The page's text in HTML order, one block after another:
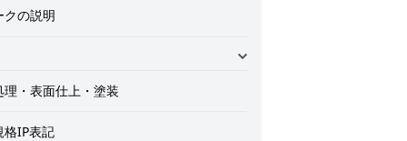
クの説明
の記号
理・表面仕上・塗装
格IP表記